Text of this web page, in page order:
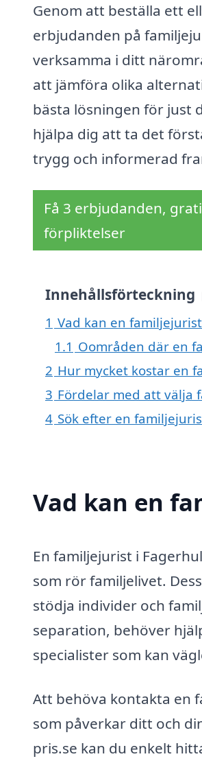
Genom att beställa ett
erbjudanden på
verksamma i ditt
att jämföra olika
bästa lösningen för just
hjälpa dig att ta det
trygg och informerad
Få 3 erbjudanden,
förpliktelser
Innehållsförteckning
1 Vad kan en
1.1 Oområden där en
2 Hur mycket kostar en
3 Fördelar med att välja
4 Sök efter en
Vad kan en
En familjejurist i
som rör familjelivet.
stödja individer och
separation, behöver
specialister som kan
Att behöva kontakta en
som påverkar ditt och
pris.se kan du enkelt